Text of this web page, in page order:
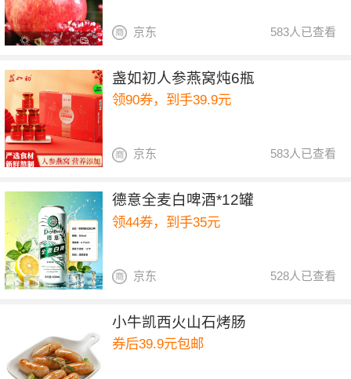
583人已查看
京东
盏如初人参燕窝炖6瓶
领90券，到手39.9元
583人已查看
京东
德意全麦白啤酒*12罐
领44券，到手35元
528人已查看
京东
小牛凯西火山石烤肠
券后39.9元包邮